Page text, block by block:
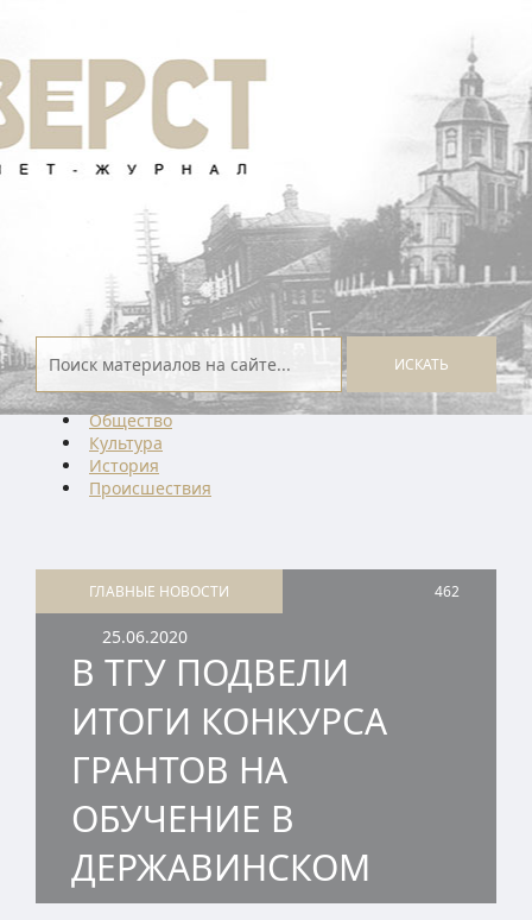
ИСКАТЬ
Общество
Культура
История
Проиcшествия
ГЛАВНЫЕ НОВОСТИ 462
25.06.2020
В ТГУ ПОДВЕЛИ
ИТОГИ КОНКУРСА
ГРАНТОВ НА
ОБУЧЕНИЕ В
ДЕРЖАВИНСКОМ